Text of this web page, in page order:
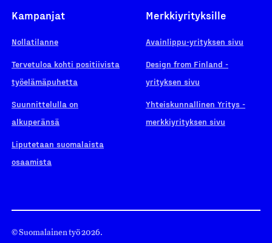
Kampanjat
Nollatilanne
Tervetuloa kohti positiivista
työelämäpuhetta
Suunnittelulla on
alkuperänsä
Liputetaan suomalaista
osaamista
Merkkiyrityksille
Avainlippu-yrityksen sivu
Design from Finland -
yrityksen sivu
Yhteiskunnallinen Yritys -
merkkiyrityksen sivu
© Suomalainen työ 2026.